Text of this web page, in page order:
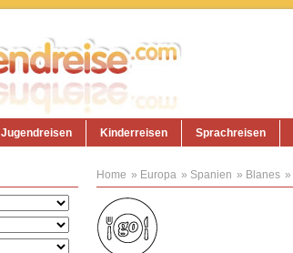
Jugendreisen Kinderreisen Sprachreisen
Home Europa Spanien Blanes